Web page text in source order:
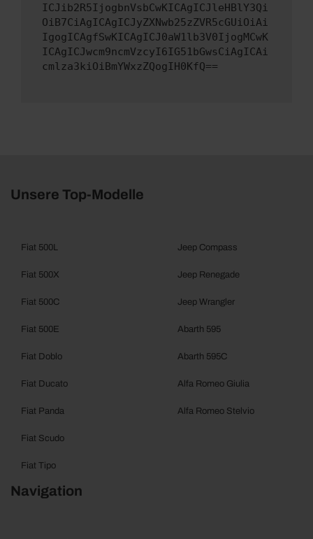
ICJib2R5IjogbnVsbCwKICAgICJleHBlY3Qi
OiB7CiAgICAgICJyZXNwb25zZVR5cGUiOiAi
IgogICAgfSwKICAgICJ0aW1lb3V0IjogMCwK
ICAgICJwcm9ncmVzcyI6IG51bGwsCiAgICAi
cmlza3kiOiBmYWxzZQogIH0KfQ==
Unsere Top-Modelle
Fiat 500L
Fiat 500X
Fiat 500C
Fiat 500E
Fiat Doblo
Fiat Ducato
Fiat Panda
Fiat Scudo
Fiat Tipo
Jeep Compass
Jeep Renegade
Jeep Wrangler
Abarth 595
Abarth 595C
Alfa Romeo Giulia
Alfa Romeo Stelvio
Navigation